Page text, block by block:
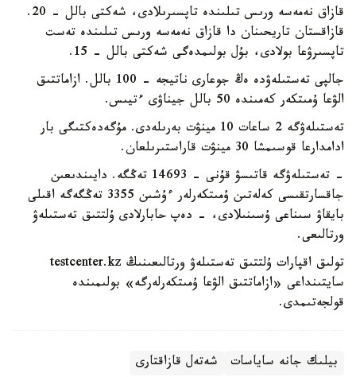
قازاق نەمەسە ورىس تىلىندە تاپسىرىلادى، شەكتى بالل - 20.
قازاقستان تاريحىنان دا قازاق نەمەسە ورىس تىلىندە تەست
تاپسىرۋعا بولادى، بۇل بولىمدەگى شەكتى بالل - 15.
جالپى تەستىلەۋدە ەڭ جوعارى ناتيجە - 100 بالل. ازاماتتىق
الۋعا ۇمىتكەر كەمىندە 50 بالل جيناۋى ءتيىس.
تەستىلەۋگە 2 ساعات 10 مينۋت بەرىلەدى. مۇگەدەكتىگى بار
ادامدارعا قوسىمشا 30 مينۋت قاراستىرىلعان.
- تەستىلەۋگە قاتىسۋ قۇنى - 14693 تەڭگە. دايىندىعىن
جاقسارتقىسى كەلەتىن ۇمىتكەرلەر ءۇشىن 3355 تەڭگەگە اقىلى
بايقاۋ سىناعى ۇسىنىلادى، - دەپ حابارلادى ۇلتتىق تەستىلەۋ
ورتالىعى.
تولىق اقپارات ۇلتتىق تەستىلەۋ ورتالىعىنىڭ testcenter.kz
سايتىنداعى «ازاماتتىق الۋعا ۇمىتكەرلەرگە» بولىمىندە
قولجەتىمدى.
بيلىك جانە ساياسات شەتەل قازاقتارى